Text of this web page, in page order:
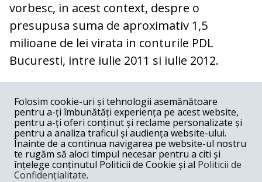
vorbesc, in acest context, despre o
presupusa suma de aproximativ 1,5
milioane de lei virata in conturile PDL
Bucuresti, intre iulie 2011 si iulie 2012.
COMENTARII
Nume
Email
Folosim cookie-uri și tehnologii asemănătoare
pentru a-ți îmbunătăți experiența pe acest website,
pentru a-ți oferi conținut și reclame personalizate și
pentru a analiza traficul și audiența website-ului.
Înainte de a continua navigarea pe website-ul nostru
te rugăm să aloci timpul necesar pentru a citi și
înțelege conținutul Politicii de Cookie și al Politicii de
Confidențialitate.